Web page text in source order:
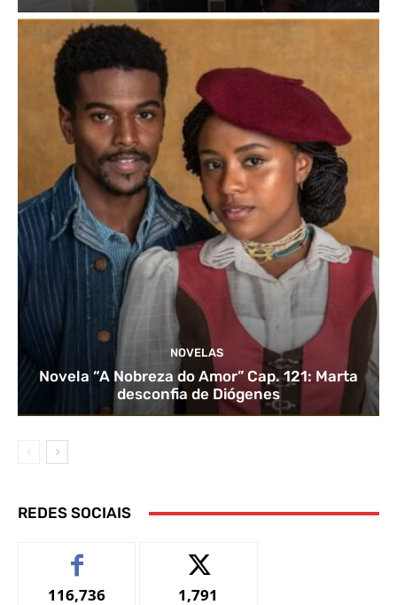
NOVELAS
Novela “A Nobreza do Amor” Cap. 121: Marta
desconfia de Diógenes
REDES SOCIAIS
116,736 1,791